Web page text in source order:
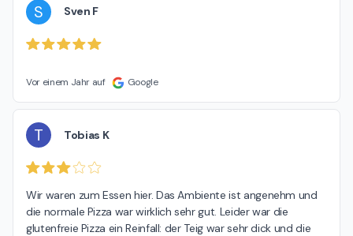
S Sven F
Vor einem Jahr auf Google
T Tobias K
Wir waren zum Essen hier. Das Ambiente ist angenehm und
die normale Pizza war wirklich sehr gut. Leider war die
glutenfreie Pizza ein Reinfall: der Teig war sehr dick und die